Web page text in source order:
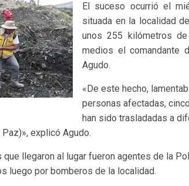
El suceso ocurrió el
situada en la localidad
unos 255 kilómetros
medios el comandante
Agudo.
«De este hecho,
personas afectadas,
han sido trasladadas a
explicó Agudo.
llegaron al lugar fueron agentes de la
luego por bomberos de la localidad.